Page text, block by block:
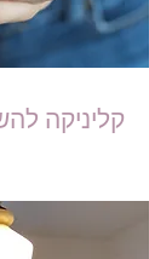
קליניקה